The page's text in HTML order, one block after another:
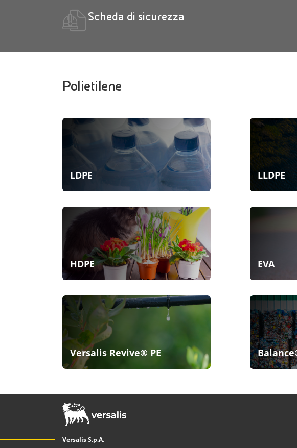
Scheda di sicurezza
Polietilene
LDPE LLDPE
HDPE EVA
Versalis Revive® PE
Versalis S.p.A.